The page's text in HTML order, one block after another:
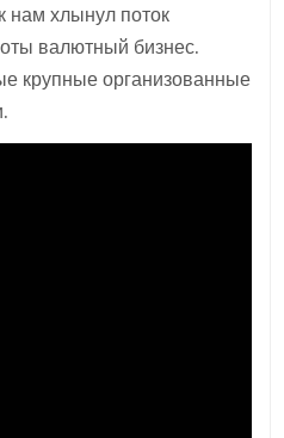
нам хлынул поток
валютный бизнес.
крупные организованные